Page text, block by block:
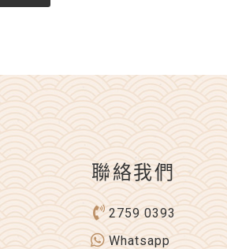
聯絡我們
2759 0393
Whatsapp